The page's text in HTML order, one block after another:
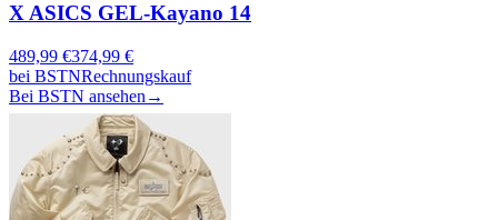
X ASICS GEL-Kayano 14
489,99 €374,99 €
bei BSTNRechnungskauf
Bei BSTN ansehen →